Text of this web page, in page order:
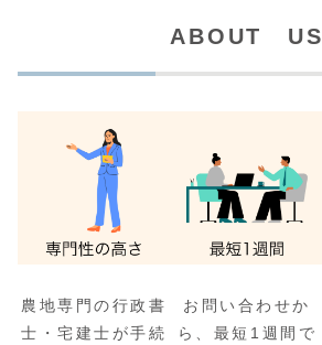
ABOUT US
農地専門の行政書
士・宅建士が手続
お問い合わせか
ら、最短1週間で